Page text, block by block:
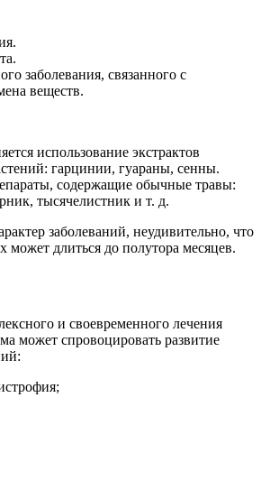
заболевания, связанного с
веществ.
использование экстрактов
гарцинии, гуараны, сенны.
содержащие обычные травы:
тысячелистник и т. д.
заболеваний, неудивительно, что
может длиться до полутора месяцев.
и своевременного лечения
может спровоцировать развитие